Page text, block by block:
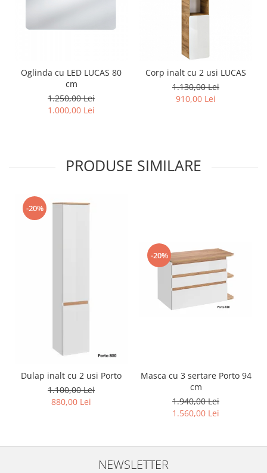
Oglinda cu LED LUCAS 80
cm
1.250,00 Lei
1.000,00 Lei
Corp inalt cu 2 usi LUCAS
1.130,00 Lei
910,00 Lei
PRODUSE SIMILARE
-20%
Dulap inalt cu 2 usi Porto
1.100,00 Lei
880,00 Lei
-20%
Masca cu 3 sertare Porto 94
cm
1.940,00 Lei
1.560,00 Lei
NEWSLETTER